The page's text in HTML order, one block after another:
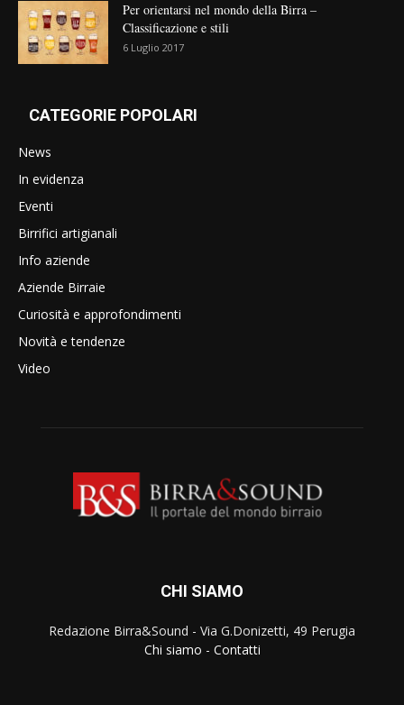
Per orientarsi nel mondo della Birra –
Classificazione e stili
6 Luglio 2017
CATEGORIE POPOLARI
News
In evidenza
Eventi
Birrifici artigianali
Info aziende
Aziende Birraie
Curiosità e approfondimenti
Novità e tendenze
Video
CHI SIAMO
Redazione Birra&Sound - Via G.Donizetti, 49 Perugia
Chi siamo - Contatti